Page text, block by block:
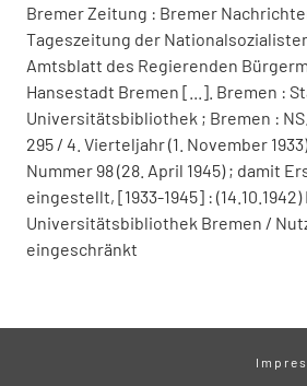
Bremer Zeitung : Bremer
Tageszeitung der
Amtsblatt des Regierenden
Hansestadt Bremen [...]. Bremen :
Universitätsbibliothek ; Bremen :
295 / 4. Vierteljahr (1. November
Nummer 98 (28. April 1945) ; damit
eingestellt, [1933-1945] :
Universitätsbibliothek Bremen /
eingeschränkt